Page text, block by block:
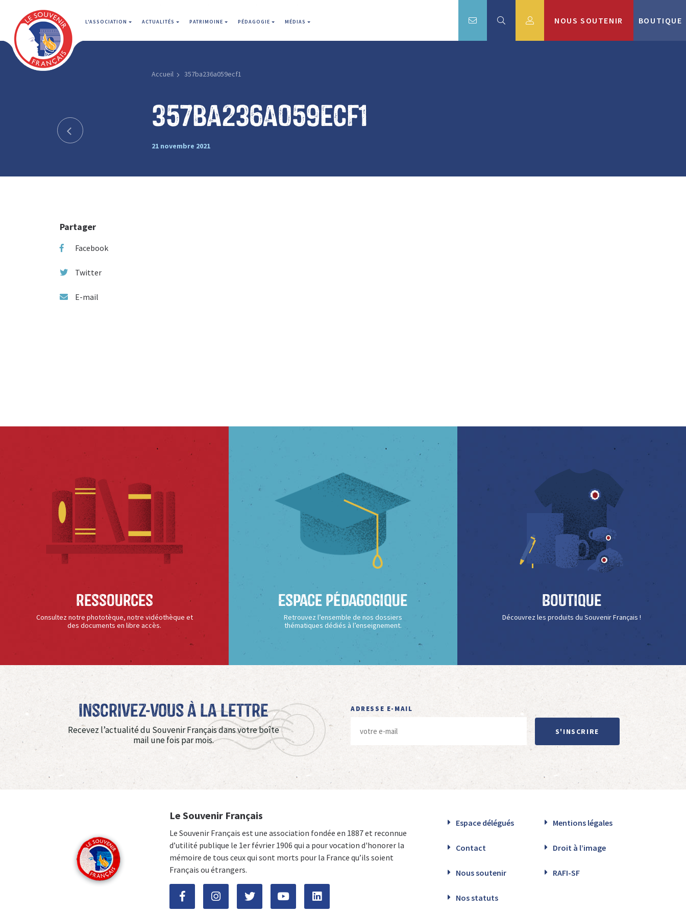
L'ASSOCIATION ACTUALITÉS PATRIMOINE PÉDAGOGIE MÉDIAS NOUS SOUTENIR BOUTIQUE
Accueil 357ba236a059ecf1
357ba236a059ecf1
21 novembre 2021
Partager
Facebook
Twitter
E-mail
Ressources
Consultez notre phototèque, notre vidéothèque et
des documents en libre accès.
Espace Pédagogique
Retrouvez l’ensemble de nos dossiers
thématiques dédiés à l’enseignement.
Boutique
Découvrez les produits du Souvenir Français !
Inscrivez-vous à La Lettre
Recevez l’actualité du Souvenir Français dans votre boîte
mail une fois par mois.
ADRESSE E-MAIL
S'INSCRIRE
Le Souvenir Français
Le Souvenir Français est une association fondée en 1887 et reconnue
d’utilité publique le 1er février 1906 qui a pour vocation d'honorer la
mémoire de tous ceux qui sont morts pour la France qu’ils soient
Français ou étrangers.
Espace délégués Mentions légales
Contact Droit à l’image
Nous soutenir RAFI-SF
Nos statuts